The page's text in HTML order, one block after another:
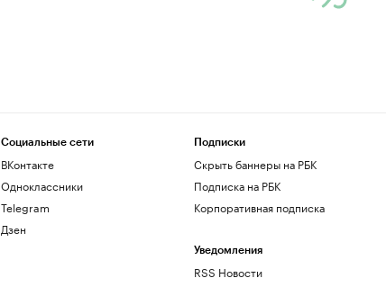
Социальные сети
ВКонтакте
Одноклассники
Telegram
Дзен
Подписки
Скрыть баннеры на РБК
Подписка на РБК
Корпоративная подписка
Уведомления
RSS Новости